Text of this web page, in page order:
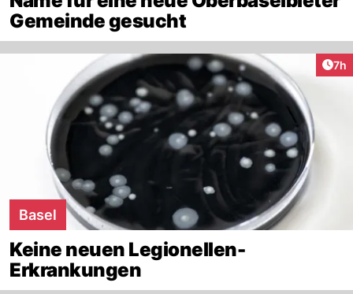
Gemeinde gesucht
7h
Basel
Keine neuen Legionellen-
Erkrankungen